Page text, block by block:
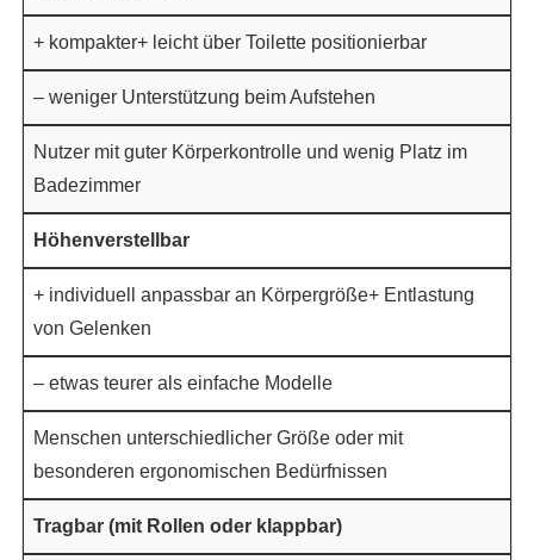
+ kompakter+ leicht über Toilette positionierbar
– weniger Unterstützung beim Aufstehen
Nutzer mit guter Körperkontrolle und wenig Platz im
Badezimmer
Höhenverstellbar
+ individuell anpassbar an Körpergröße+ Entlastung
von Gelenken
– etwas teurer als einfache Modelle
Menschen unterschiedlicher Größe oder mit
besonderen ergonomischen Bedürfnissen
Tragbar (mit Rollen oder klappbar)